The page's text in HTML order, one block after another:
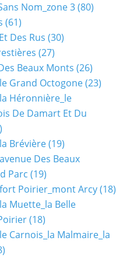
Nom_zone 3(80)
(61)
Des Rus (30)
(27)
Beaux Monts (26)
Grand Octogone(23)
Héronnière_le
De Damart Et Du
Brévière(19)
Des Beaux
Parc (19)
Poirier_mont Arcy(18)
Muette_la Belle
(18)
Carnois_la Malmaire_la